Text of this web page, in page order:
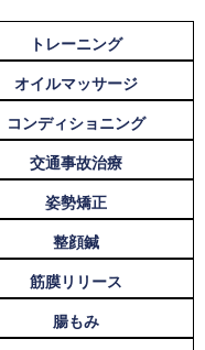
トレーニング
オイルマッサージ
コンディショニング
交通事故治療
姿勢矯正
整顔鍼
筋膜リリース
腸もみ